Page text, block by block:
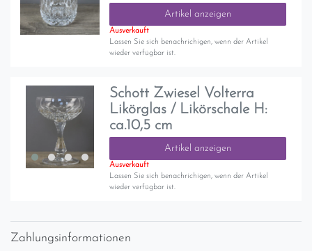
Artikel anzeigen
Ausverkauft
Lassen Sie sich benachrichigen, wenn der Artikel
wieder verfügbar ist.
Schott Zwiesel Volterra
Likörglas / Likörschale H:
ca.10,5 cm
Artikel anzeigen
Ausverkauft
Lassen Sie sich benachrichigen, wenn der Artikel
wieder verfügbar ist.
Zahlungsinformationen